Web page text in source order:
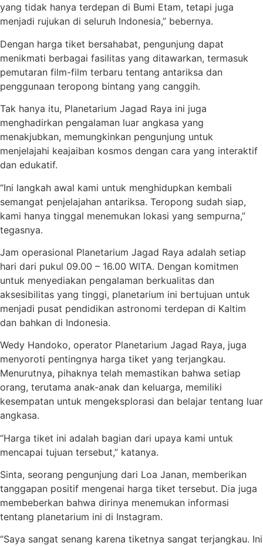
yang tidak hanya terdepan di Bumi Etam, tetapi juga
menjadi rujukan di seluruh Indonesia,” bebernya.
Dengan harga tiket bersahabat, pengunjung dapat
menikmati berbagai fasilitas yang ditawarkan, termasuk
pemutaran film-film terbaru tentang antariksa dan
penggunaan teropong bintang yang canggih.
Tak hanya itu, Planetarium Jagad Raya ini juga
menghadirkan pengalaman luar angkasa yang
menakjubkan, memungkinkan pengunjung untuk
menjelajahi keajaiban kosmos dengan cara yang interaktif
dan edukatif.
“Ini langkah awal kami untuk menghidupkan kembali
semangat penjelajahan antariksa. Teropong sudah siap,
kami hanya tinggal menemukan lokasi yang sempurna,”
tegasnya.
Jam operasional Planetarium Jagad Raya adalah setiap
hari dari pukul 09.00 – 16.00 WITA. Dengan komitmen
untuk menyediakan pengalaman berkualitas dan
aksesibilitas yang tinggi, planetarium ini bertujuan untuk
menjadi pusat pendidikan astronomi terdepan di Kaltim
dan bahkan di Indonesia.
Wedy Handoko, operator Planetarium Jagad Raya, juga
menyoroti pentingnya harga tiket yang terjangkau.
Menurutnya, pihaknya telah memastikan bahwa setiap
orang, terutama anak-anak dan keluarga, memiliki
kesempatan untuk mengeksplorasi dan belajar tentang luar
angkasa.
“Harga tiket ini adalah bagian dari upaya kami untuk
mencapai tujuan tersebut,” katanya.
Sinta, seorang pengunjung dari Loa Janan, memberikan
tanggapan positif mengenai harga tiket tersebut. Dia juga
membeberkan bahwa dirinya menemukan informasi
tentang planetarium ini di Instagram.
“Saya sangat senang karena tiketnya sangat terjangkau. Ini